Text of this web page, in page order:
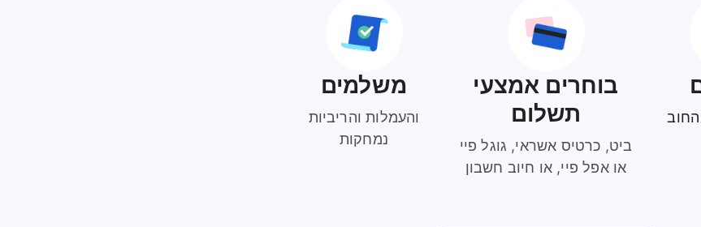
החוב
בוחרים אמצעי
תשלום
ביט, כרטיס אשראי, גוגל פיי
או אפל פיי, או חיוב חשבון
משלמים
והעמלות והריביות
נמחקות